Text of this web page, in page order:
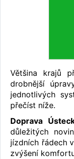
Většina krajů
drobnější
jednotlivých
přečíst níže.
Doprava
důležitých
jízdních řádech
zvýšení